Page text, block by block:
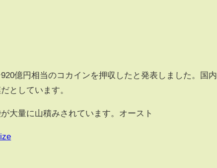
億円相当のコカインを押収したと発表しました。国内
としています。
大量に山積みされています。オースト